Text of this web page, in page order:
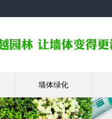
墙体绿化